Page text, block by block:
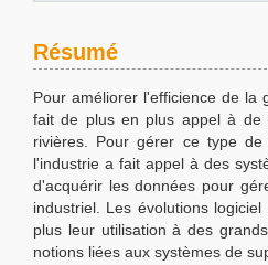
Résumé
Pour améliorer l'efficience de la
fait de plus en plus appel à de
rivières. Pour gérer ce type
l'industrie a fait appel à des
d'acquérir les données pour
industriel. Les évolutions
plus leur utilisation à des
notions liées aux systèmes de